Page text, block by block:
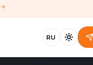
RU